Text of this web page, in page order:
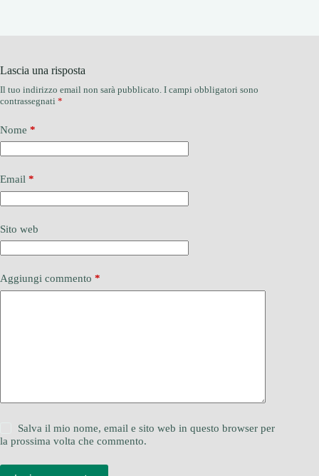
Lascia una risposta
Il tuo indirizzo email non sarà pubblicato. I campi obbligatori sono
contrassegnati *
Nome *
Email *
Sito web
Aggiungi commento *
Salva il mio nome, email e sito web in questo browser per
la prossima volta che commento.